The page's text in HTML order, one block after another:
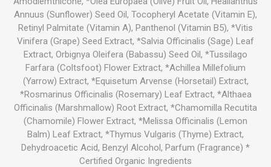
Annuus (Sunflower) Seed Oil, Tocopheryl Acetate (Vitamin E),
Retinyl Palmitate (Vitamin A), Panthenol (Vitamin B5), *Vitis
Vinifera (Grape) Seed Extract, *Salvia Officinalis (Sage) Leaf
Extract, Orbignya Oleifera (Babassu) Seed Oil, *Tussilago
Farfara (Coltsfoot) Flower Extract, *Achillea Millefolium
(Yarrow) Extract, *Equisetum Arvense (Horsetail) Extract,
*Rosmarinus Officinalis (Rosemary) Leaf Extract, *Althaea
Officinalis (Marshmallow) Root Extract, *Chamomilla Recutita
(Chamomile) Flower Extract, *Melissa Officinalis (Lemon
Balm) Leaf Extract, *Thymus Vulgaris (Thyme) Extract,
Dehydroacetic Acid, Benzyl Alcohol, Parfum (Fragrance) *
Certified Organic Ingredients